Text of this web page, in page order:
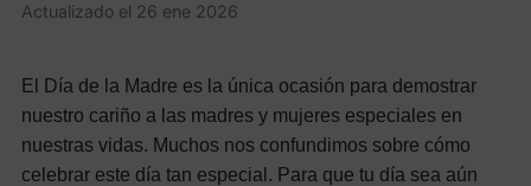
Actualizado el 26 ene 2026
El Día de la Madre es la única ocasión para demostrar
nuestro cariño a las madres y mujeres especiales en
nuestras vidas. Muchos nos confundimos sobre cómo
celebrar este día tan especial. Para que tu día sea aún